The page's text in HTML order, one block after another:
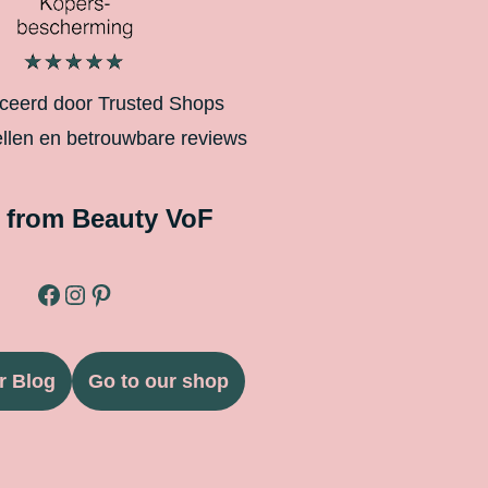
door Trusted Shops
en betrouwbare reviews
Beauty VoF
Blog Go to our shop